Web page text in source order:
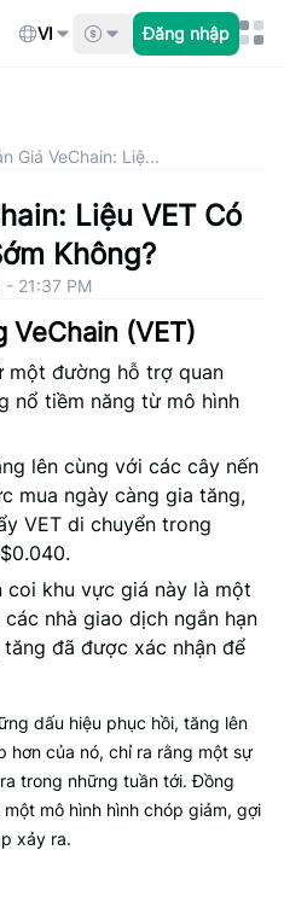
VI Đăng nhập
Giá VeChain: Liệ...
Liệu VET Có
Không?
21:37 PM
(VET)
một đường hỗ trợ quan
nổ tiềm năng từ mô hình
lên cùng với các cây nến
mua ngày càng gia tăng,
VET di chuyển trong
coi khu vực giá này là một
nhà giao dịch ngắn hạn
đã được xác nhận để
dấu hiệu phục hồi, tăng lên
của nó, chỉ ra rằng một sự
trong những tuần tới. Đồng
mô hình hình chóp giảm, gợi
xảy ra.